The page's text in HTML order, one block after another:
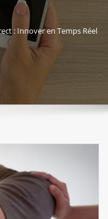
: Innover en Temps Réel